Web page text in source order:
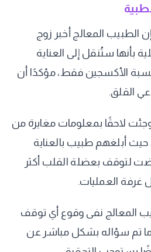
الطبيب المعالج أخبر زوج
بأنها ستُنقل إلى العناية
الأكسجين فقط، مؤكدًا أن
القلق.
لاحقًا بمعلومات مغايرة من
أبلغهم طبيب بالعناية
لتوقف بعضلة القلب أكثر
غرفة العمليات.
المعالج نفى وقوع أي توقف
تم سؤاله بشكل مباشر عن